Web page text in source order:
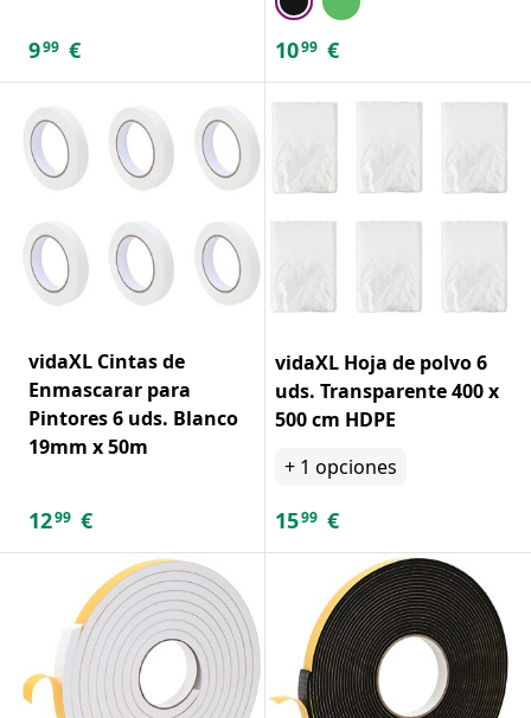
999 € 1099 €
vidaXL Cintas de
Enmascarar para
Pintores 6 uds. Blanco
19mm x 50m
1299 €
vidaXL Hoja de polvo 6
uds. Transparente 400 x
500 cm HDPE
+ 1 opciones
1599 €